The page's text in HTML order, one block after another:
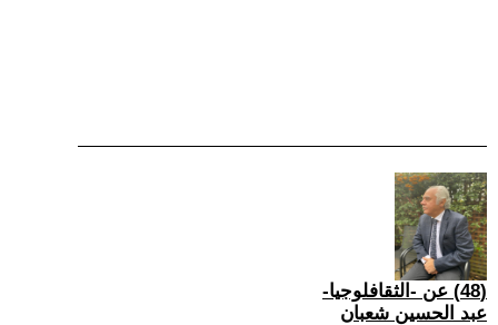
(48) عن -الثقافلوجيا-
عبد الحسين شعبان